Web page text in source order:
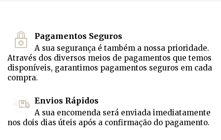
Pagamentos Seguros
A sua segurança é também a nossa prioridade.
Através dos diversos meios de pagamentos que temos
disponíveis, garantimos pagamentos seguros em cada
compra.
Envios Rápidos
A sua encomenda será enviada imediatamente
nos dois dias úteis após a confirmação do pagamento.